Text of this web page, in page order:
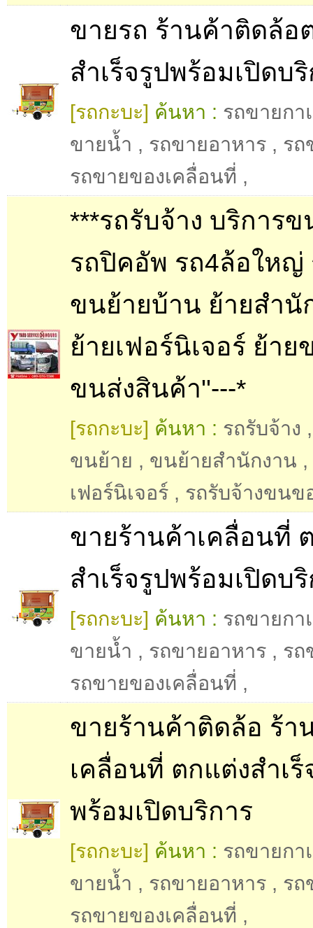
ขายรถ ร้านค้าติดล้อ
สำเร็จรูปพร้อมเปิดบ
[รถกะบะ] ค้นหา : รถขายกา
ขายน้ำ , รถขายอาหาร , รถ
รถขายของเคลื่อนที่ ,
***รถรับจ้าง บริการข
รถปิคอัพ รถ4ล้อใหญ่
ขนย้ายบ้าน ย้ายสำนั
ย้ายเฟอร์นิเจอร์ ย้าย
ขนส่งสินค้า''---*
[รถกะบะ] ค้นหา : รถรับจ้าง
ขนย้าย , ขนย้ายสำนักงาน ,
เฟอร์นิเจอร์ , รถรับจ้างขนข
ขายร้านค้าเคลื่อนที่
สำเร็จรูปพร้อมเปิดบ
[รถกะบะ] ค้นหา : รถขายกา
ขายน้ำ , รถขายอาหาร , รถ
รถขายของเคลื่อนที่ ,
ขายร้านค้าติดล้อ ร้า
เคลื่อนที่ ตกแต่งสำเร็
พร้อมเปิดบริการ
[รถกะบะ] ค้นหา : รถขายกา
ขายน้ำ , รถขายอาหาร , รถ
รถขายของเคลื่อนที่ ,